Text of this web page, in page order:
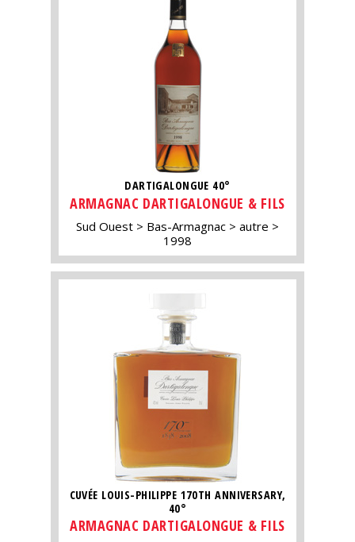
DARTIGALONGUE 40°
ARMAGNAC DARTIGALONGUE & FILS
Sud Ouest Bas-Armagnac
autre
1998
CUVÉE LOUIS-PHILIPPE 170TH ANNIVERSARY,
40°
ARMAGNAC DARTIGALONGUE & FILS